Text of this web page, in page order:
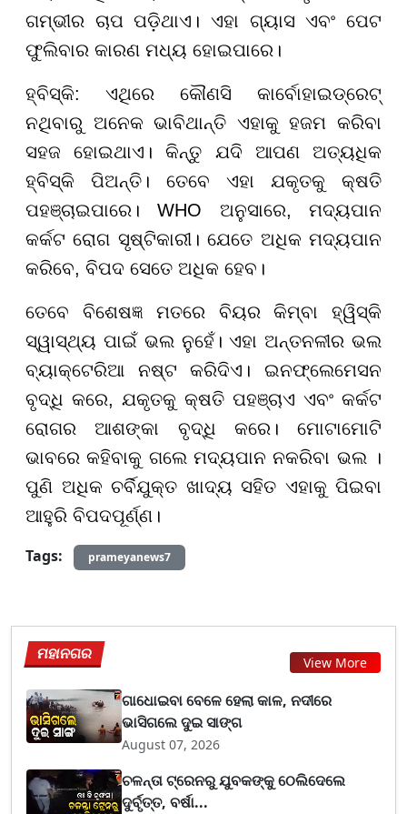
ଗମ୍ଭୀର ଚାପ ପଡ଼ିଥାଏ। ଏହା ଗ୍ୟାସ ଏବଂ ପେଟ
ଫୁଲିବାର କାରଣ ମଧ୍ୟ ହୋଇପାରେ।
ହ୍ବିସ୍କି: ଏଥିରେ କୌଣସି କାର୍ବୋହାଇଡ୍ରେଟ୍
ନଥିବାରୁ ଅନେକ ଭାବିଥାନ୍ତି ଏହାକୁ ହଜମ କରିବା
ସହଜ ହୋଇଥାଏ। କିନ୍ତୁ ଯଦି ଆପଣ ଅତ୍ୟଧିକ
ହ୍ବିସ୍କି ପିଅନ୍ତି। ତେବେ ଏହା ଯକୃତକୁ କ୍ଷତି
ପହଞ୍ଚାଇପାରେ। WHO ଅନୁସାରେ, ମଦ୍ୟପାନ
କର୍କଟ ରୋଗ ସୃଷ୍ଟିକାରୀ। ଯେତେ ଅଧିକ ମଦ୍ୟପାନ
କରିବେ, ବିପଦ ସେତେ ଅଧିକ ହେବ।
ତେବେ ବିଶେଷଜ୍ଞ ମତରେ ବିୟର କିମ୍ବା ହ୍ୱିସ୍କି
ସ୍ୱାସ୍ଥ୍ୟ ପାଇଁ ଭଲ ନୁହେଁ। ଏହା ଅନ୍ତନଳୀର ଭଲ
ବ୍ୟାକ୍ଟେରିଆ ନଷ୍ଟ କରିଦିଏ। ଇନଫ୍ଲେମେସନ
ବୃଦ୍ଧି କରେ, ଯକୃତକୁ କ୍ଷତି ପହଞ୍ଚାଏ ଏବଂ କର୍କଟ
ରୋଗର ଆଶଙ୍କା ବୃଦ୍ଧି କରେ। ମୋଟାମୋଟି
ଭାବରେ କହିବାକୁ ଗଲେ ମଦ୍ୟପାନ ନକରିବା ଭଲ ।
ପୁଣି ଅଧିକ ଚର୍ବିଯୁକ୍ତ ଖାଦ୍ୟ ସହିତ ଏହାକୁ ପିଇବା
ଆହୁରି ବିପଦପୂର୍ଣ୍ଣ।
Tags:
prameyanews7
ମହାନଗର View More
ଗାଧୋଇବା ବେଳେ ହେଲା କାଳ, ନଦୀରେ
ଭାସିଗଲେ ଦୁଇ ସାଙ୍ଗ
August 07, 2026
ଚଳନ୍ତା ଟ୍ରେନରୁ ଯୁବକଙ୍କୁ ଠେଲିଦେଲେ
ଦୁର୍ବୃତ୍ତ, ବର୍ଷା...